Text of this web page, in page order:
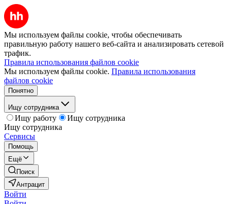
Мы используем файлы cookie, чтобы обеспечивать
правильную работу нашего веб-сайта и анализировать сетевой
трафик.
Правила использования файлов cookie
Мы используем файлы cookie. Правила использования
файлов cookie
Понятно
Ищу сотрудника
Ищу работу
Ищу сотрудника
Ищу сотрудника
Сервисы
Помощь
Ещё
Поиск
Антрацит
Войти